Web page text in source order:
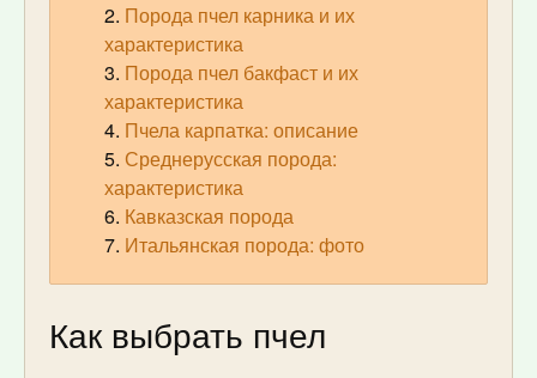
Порода пчел карника и их
характеристика
Порода пчел бакфаст и их
характеристика
Пчела карпатка: описание
Среднерусская порода:
характеристика
Кавказская порода
Итальянская порода: фото
Как выбрать пчел